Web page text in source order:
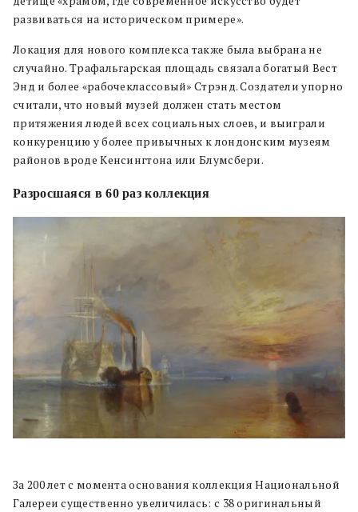
развиваться на историческом примере».
Локация для нового комплекса также была выбрана не
случайно. Трафальгарская площадь связала богатый Вест
Энд и более «рабочеклассовый» Стрэнд. Создатели упорно
считали, что новый музей должен стать местом
притяжения людей всех социальных слоев, и выиграли
конкуренцию у более привычных к лондонским музеям
районов вроде Кенсингтона или Блумсбери.
Разросшаяся в 60 раз коллекция
За 200 лет с момента основания коллекция Национальной
Галереи существенно увеличилась: с 38 оригинальный